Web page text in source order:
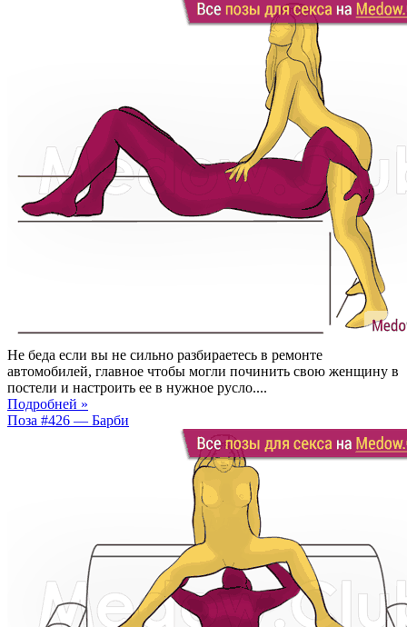
Не беда если вы не сильно разбираетесь в ремонте
автомобилей, главное чтобы могли починить свою женщину в
постели и настроить ее в нужное русло....
Подробней »
Поза #426 — Барби